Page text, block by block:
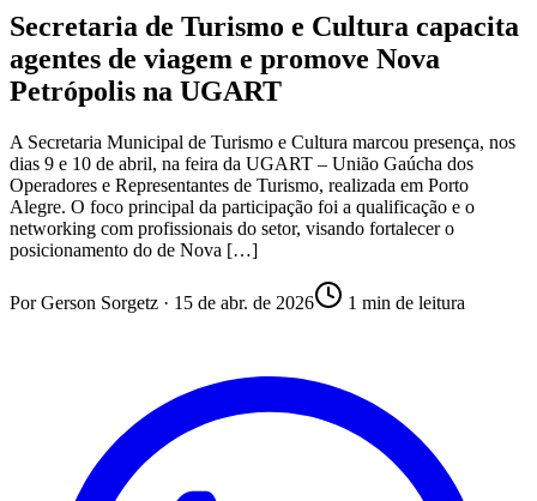
Secretaria de Turismo e Cultura capacita
agentes de viagem e promove Nova
Petrópolis na UGART
A Secretaria Municipal de Turismo e Cultura marcou presença, nos
dias 9 e 10 de abril, na feira da UGART – União Gaúcha dos
Operadores e Representantes de Turismo, realizada em Porto
Alegre. O foco principal da participação foi a qualificação e o
networking com profissionais do setor, visando fortalecer o
posicionamento do de Nova […]
PorGerson Sorgetz · 15 de abr. de 2026 1 min de leitura